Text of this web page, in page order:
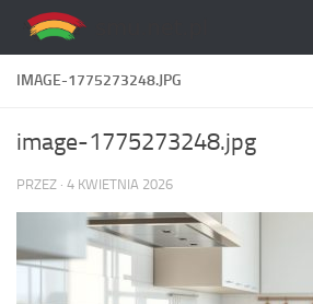
Skip to content
IMAGE-1775273248.JPG
image-1775273248.jpg
PRZEZ · 4 KWIETNIA 2026